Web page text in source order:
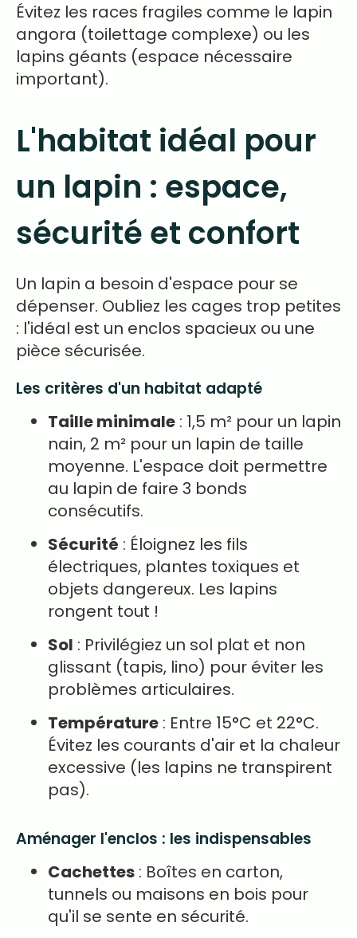
Évitez les races fragiles comme le lapin
angora (toilettage complexe) ou les
lapins géants (espace nécessaire
important).
L'habitat idéal pour
un lapin : espace,
sécurité et confort
Un lapin a besoin d'espace pour se
dépenser. Oubliez les cages trop petites
: l'idéal est un enclos spacieux ou une
pièce sécurisée.
Les critères d'un habitat adapté
Taille minimale : 1,5 m² pour un lapin
nain, 2 m² pour un lapin de taille
moyenne. L'espace doit permettre
au lapin de faire 3 bonds
consécutifs.
Sécurité : Éloignez les fils
électriques, plantes toxiques et
objets dangereux. Les lapins
rongent tout !
Sol : Privilégiez un sol plat et non
glissant (tapis, lino) pour éviter les
problèmes articulaires.
Température : Entre 15°C et 22°C.
Évitez les courants d'air et la chaleur
excessive (les lapins ne transpirent
pas).
Aménager l'enclos : les indispensables
Cachettes : Boîtes en carton,
tunnels ou maisons en bois pour
qu'il se sente en sécurité.